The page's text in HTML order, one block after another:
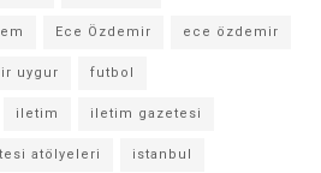
Ece Özdemir ece özdemir
uygur futbol
iletim iletim gazetesi
atölyeleri istanbul